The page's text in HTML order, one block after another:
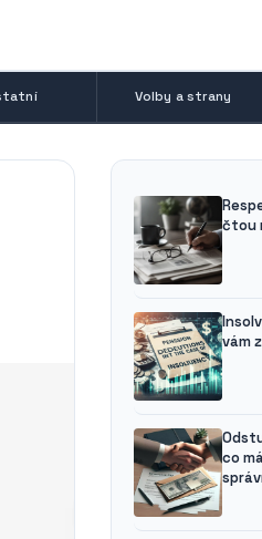
Volby a strany
čtou
vám
co